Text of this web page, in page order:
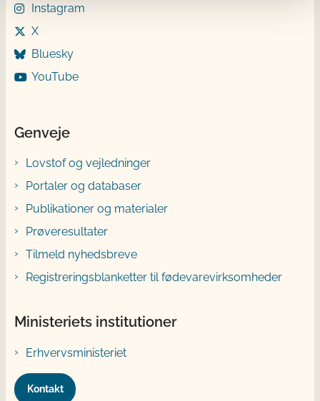
Instagram
X
Bluesky
YouTube
Genveje
Lovstof og vejledninger
Portaler og databaser
Publikationer og materialer
Prøveresultater
Tilmeld nyhedsbreve
Registreringsblanketter til fødevarevirksomheder
Ministeriets institutioner
Erhvervsministeriet
Kontakt